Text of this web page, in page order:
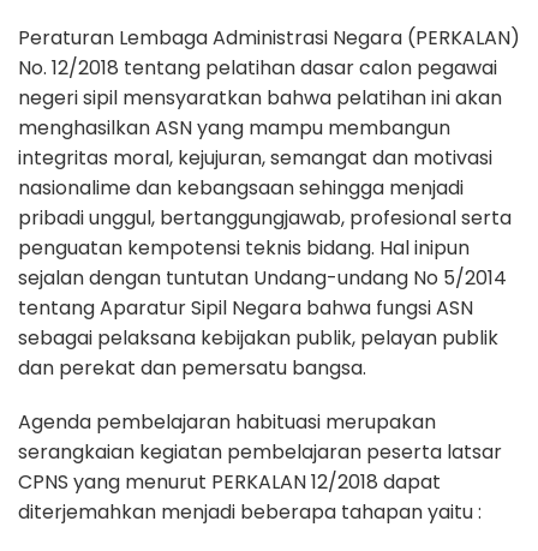
Peraturan Lembaga Administrasi Negara (PERKALAN)
No. 12/2018 tentang pelatihan dasar calon pegawai
negeri sipil mensyaratkan bahwa pelatihan ini akan
menghasilkan ASN yang mampu membangun
integritas moral, kejujuran, semangat dan motivasi
nasionalime dan kebangsaan sehingga menjadi
pribadi unggul, bertanggungjawab, profesional serta
penguatan kempotensi teknis bidang. Hal inipun
sejalan dengan tuntutan Undang-undang No 5/2014
tentang Aparatur Sipil Negara bahwa fungsi ASN
sebagai pelaksana kebijakan publik, pelayan publik
dan perekat dan pemersatu bangsa.
Agenda pembelajaran habituasi merupakan
serangkaian kegiatan pembelajaran peserta latsar
CPNS yang menurut PERKALAN 12/2018 dapat
diterjemahkan menjadi beberapa tahapan yaitu :